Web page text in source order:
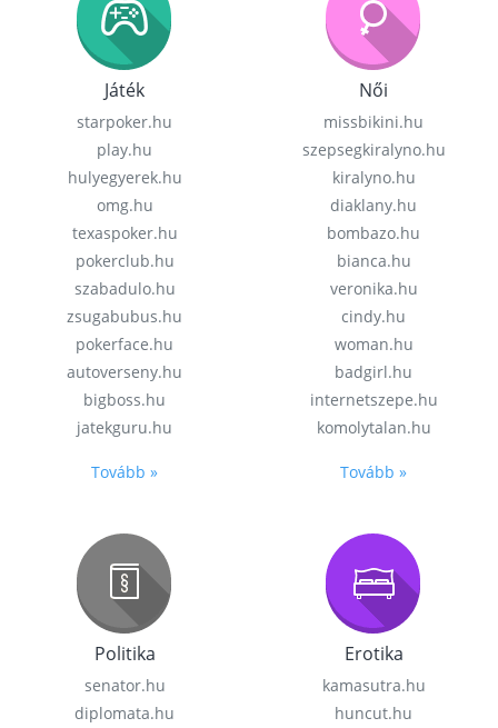
Játék
starpoker.hu
play.hu
hulyegyerek.hu
omg.hu
texaspoker.hu
pokerclub.hu
szabadulo.hu
zsugabubus.hu
pokerface.hu
autoverseny.hu
bigboss.hu
jatekguru.hu
Tovább »
Női
missbikini.hu
szepsegkiralyno.hu
kiralyno.hu
diaklany.hu
bombazo.hu
bianca.hu
veronika.hu
cindy.hu
woman.hu
badgirl.hu
internetszepe.hu
komolytalan.hu
Tovább »
Politika
senator.hu
diplomata.hu
Erotika
kamasutra.hu
huncut.hu